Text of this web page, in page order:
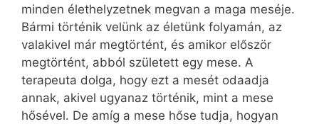
minden élethelyzetnek megvan a maga meséje.
Bármi történik velünk az életünk folyamán, az
valakivel már megtörtént, és amikor először
megtörtént, abból született egy mese. A
terapeuta dolga, hogy ezt a mesét odaadja
annak, akivel ugyanaz történik, mint a mese
hősével. De amíg a mese hőse tudja, hogyan